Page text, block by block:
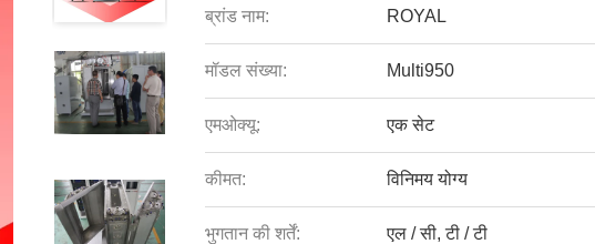
ब्रांड नाम: ROYAL
मॉडल संख्या: Multi950
एमओक्यू: एक सेट
कीमत: विनिमय योग्य
भुगतान की शर्तें: एल / सी, टी / टी